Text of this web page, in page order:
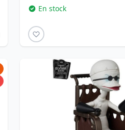
En stock